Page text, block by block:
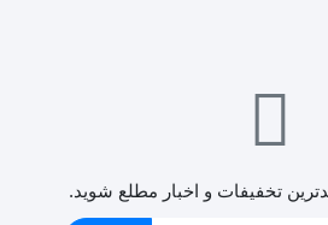
تخفیفات و اخبار مطلع شوید.